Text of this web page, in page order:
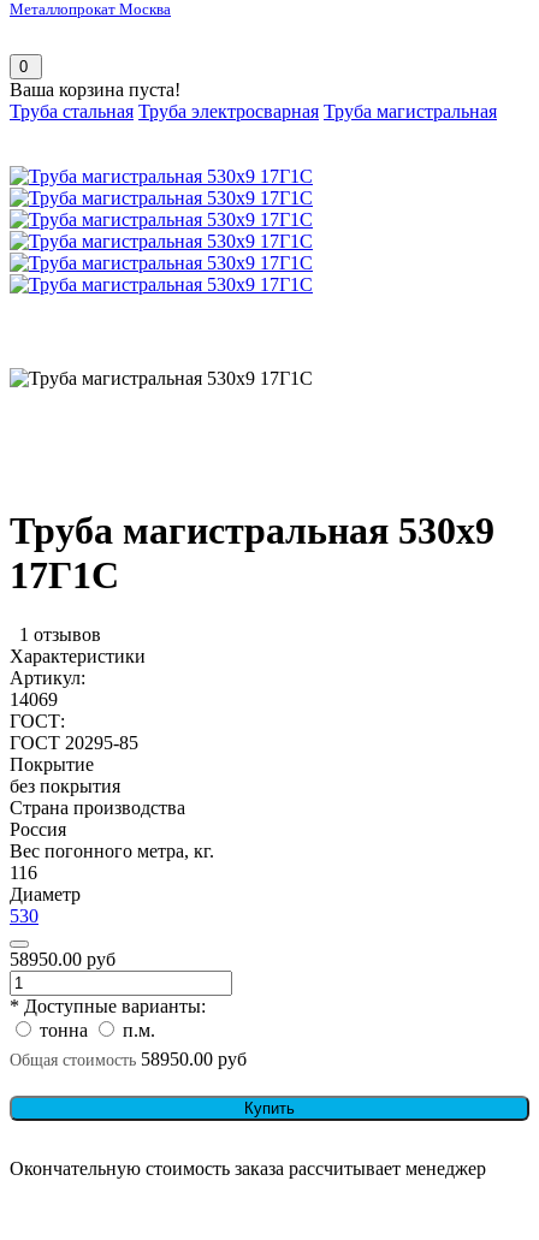
Металлопрокат Москва
0
Ваша корзина пуста!
Труба стальная Труба электросварная Труба магистральная
Труба магистральная 530х9
17Г1С
1 отзывов
Характеристики
Артикул:
14069
ГОСТ:
ГОСТ 20295-85
Покрытие
без покрытия
Страна производства
Россия
Вес погонного метра, кг.
116
Диаметр
530
58950.00 руб
* Доступные варианты:
тонна
п.м.
Общая стоимость 58950.00 руб
Купить
Окончательную стоимость заказа рассчитывает менеджер